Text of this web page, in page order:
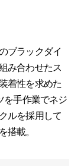
ブラックダイ
み合わせたス
着性を求めた
を手作業でネジ
ルを採用して
搭載。